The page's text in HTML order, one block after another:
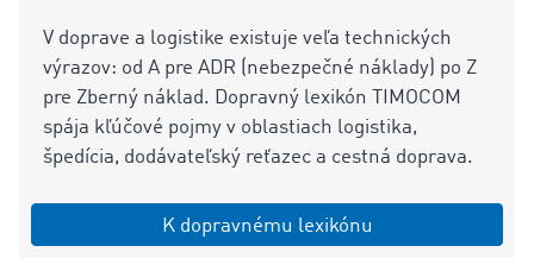
V doprave a logistike existuje veľa technických
výrazov: od A pre ADR (nebezpečné náklady) po Z
pre Zberný náklad. Dopravný lexikón TIMOCOM
spája kľúčové pojmy v oblastiach logistika,
špedícia, dodávateľský reťazec a cestná doprava.
K dopravnému lexikónu